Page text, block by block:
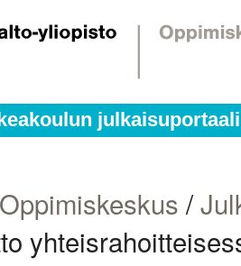
julkaisuportaali
Oppimiskeskus /